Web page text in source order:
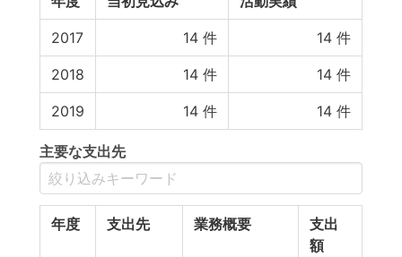
2017 14 件 14 件
2018 14 件 14 件
2019 14 件 14 件
主要な支出先
年度 支出先 業務概要
支出
額